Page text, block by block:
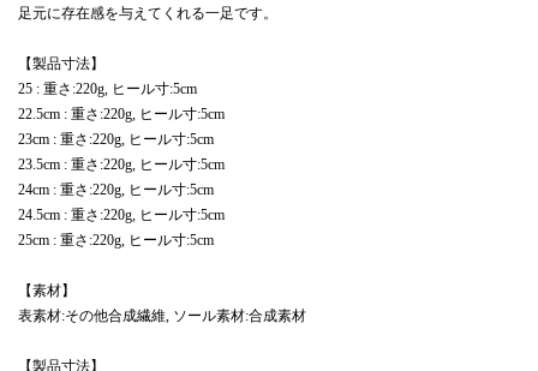
足元に存在感を与えてくれる一足です。
【製品寸法】
25 : 重さ:220g, ヒール寸:5cm
22.5cm : 重さ:220g, ヒール寸:5cm
23cm : 重さ:220g, ヒール寸:5cm
23.5cm : 重さ:220g, ヒール寸:5cm
24cm : 重さ:220g, ヒール寸:5cm
24.5cm : 重さ:220g, ヒール寸:5cm
25cm : 重さ:220g, ヒール寸:5cm
【素材】
表素材:その他合成繊維, ソール素材:合成素材
【製品寸法】